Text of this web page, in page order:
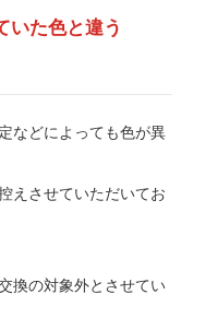
いた色と違う
などによっても色が異
えさせていただいてお
換の対象外とさせてい